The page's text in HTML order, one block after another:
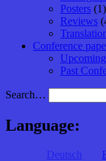
Posters (1)
Reviews
Conference
Past
Search…
Language:
Deutsch